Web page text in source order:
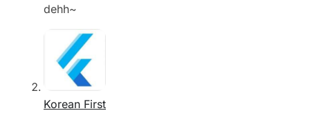
dehh~
Korean First